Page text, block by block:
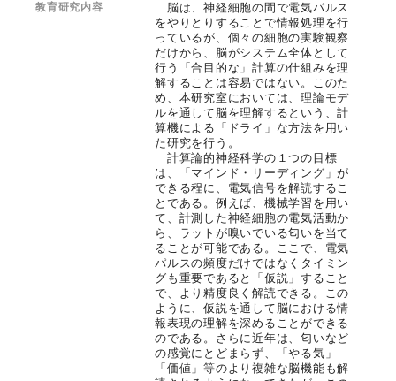
教育研究内容
脳は、神経細胞の間で電気パルス
をやりとりすることで情報処理を行
っているが、個々の細胞の実験観察
だけから、脳がシステム全体として
行う「合目的な」計算の仕組みを理
解することは容易ではない。このた
め、本研究室においては、理論モデ
ルを通して脳を理解するという、計
算機による「ドライ」な方法を用い
た研究を行う。
計算論的神経科学の１つの目標
は、「マインド・リーディング」が
できる程に、電気信号を解読するこ
とである。例えば、機械学習を用い
て、計測した神経細胞の電気活動か
ら、ラットが嗅いでいる匂いを当て
ることが可能である。ここで、電気
パルスの頻度だけではなくタイミン
グも重要であると「仮説」すること
で、より精度良く解読できる。この
ように、仮説を通して脳における情
報表現の理解を深めることができる
のである。さらに近年は、匂いなど
の感覚にとどまらず、「やる気」
「価値」等のより複雑な脳機能も解